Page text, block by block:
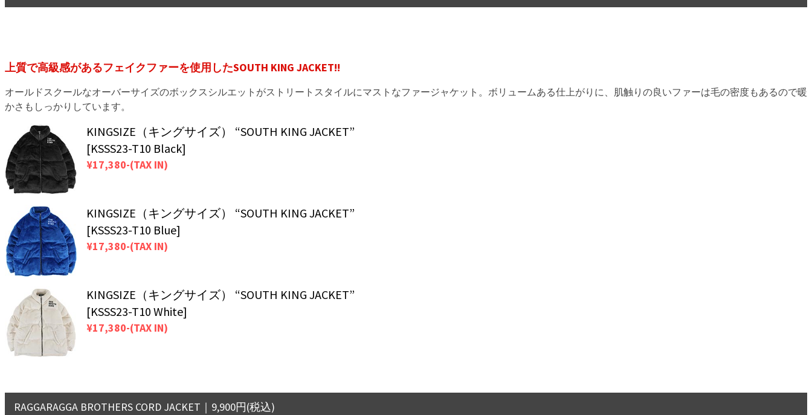
上質で高級感があるフェイクファーを使用したSOUTH KING JACKET!!
オールドスクールなオーバーサイズのボックスシルエットがストリートスタイルにマストなファージャケット。ボリュームある仕上がりに、肌触りの良いファーは毛の密度もあるので暖
かさもしっかりしています。
KINGSIZE（キングサイズ） “SOUTH KING JACKET”
[KSSS23-T10 Black]
¥17,380-(TAX IN)
KINGSIZE（キングサイズ） “SOUTH KING JACKET”
[KSSS23-T10 Blue]
¥17,380-(TAX IN)
KINGSIZE（キングサイズ） “SOUTH KING JACKET”
[KSSS23-T10 White]
¥17,380-(TAX IN)
RAGGARAGGA BROTHERS CORD JACKET｜9,900円(税込)